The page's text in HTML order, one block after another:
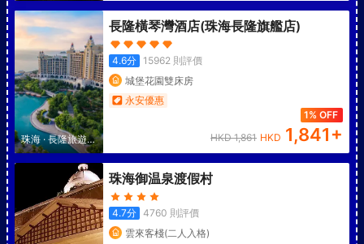
假區
珠海· 長隆旅遊度
假區
長隆橫琴灣酒店(珠海長隆旗艦店)
4.6分 15962 則評價
城堡花園雙床房
永安優惠
1% OFF
HKD1,861 HKD 1,841+
珠海御温泉渡假村
4.7分 4760 則評價
雲來客棧(二人入格)